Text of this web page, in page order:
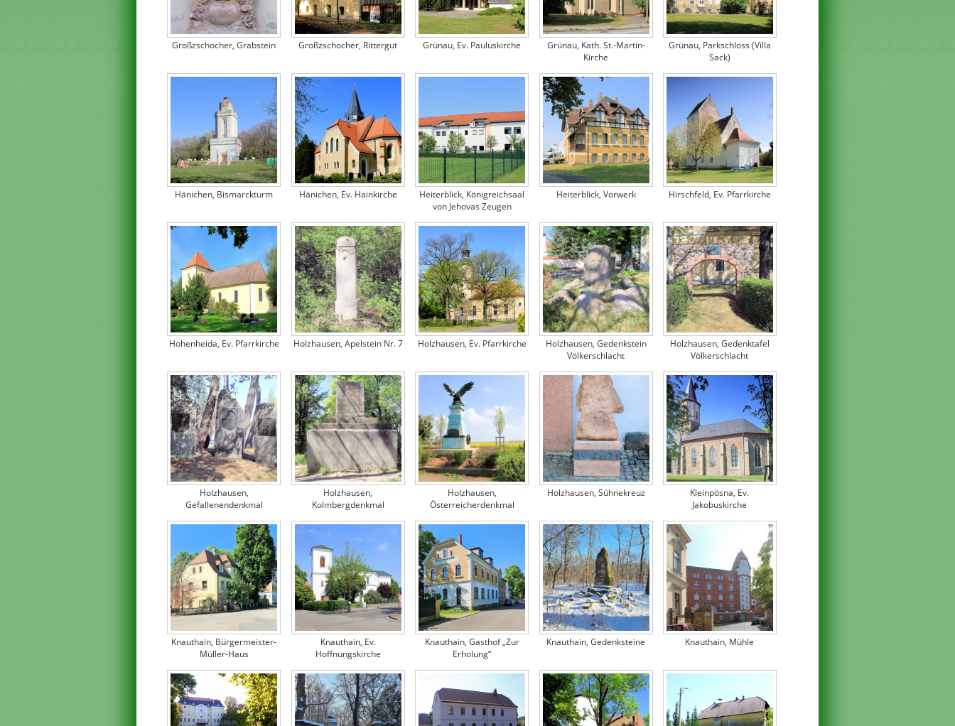
Großzschocher, Grabstein Großzschocher, Rittergut Grünau, Ev. Pauluskirche
Grünau, Kath. St.-Martin-
Kirche
Grünau, Parkschloss (Villa
Sack)
Hänichen, Bismarckturm Hänichen, Ev. Hainkirche
Heiterblick, Königreichsaal
von Jehovas Zeugen
Heiterblick, Vorwerk Hirschfeld, Ev. Pfarrkirche
Hohenheida, Ev. Pfarrkirche Holzhausen, Apelstein Nr. 7 Holzhausen, Ev. Pfarrkirche
Holzhausen, Gedenkstein
Völkerschlacht
Holzhausen, Gedenktafel
Völkerschlacht
Holzhausen,
Gefallenendenkmal
Holzhausen,
Kolmbergdenkmal
Holzhausen,
Österreicherdenkmal
Holzhausen, Sühnekreuz
Kleinpösna, Ev.
Jakobuskirche
Knauthain, Bürgermeister-
Müller-Haus
Knauthain, Ev.
Hoffnungskirche
Knauthain, Gasthof „Zur
Erholung“
Knauthain, Gedenksteine Knauthain, Mühle